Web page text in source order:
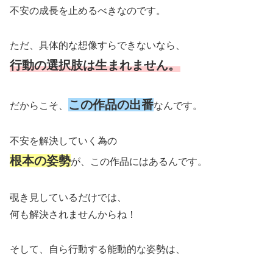
不安の成長を止めるべきなのです。
ただ、具体的な想像すらできないなら、
行動の選択肢は生まれません。
だからこそ、 この作品の出番なんです。
不安を解決していく為の
根本の姿勢が、この作品にはあるんです。
覗き見しているだけでは、
何も解決されませんからね！
そして、自ら行動する能動的な姿勢は、